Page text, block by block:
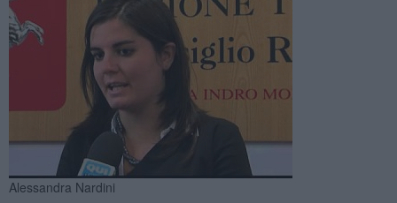
Alessandra Nardini